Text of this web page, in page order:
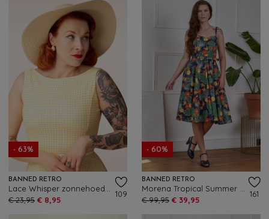
- 63%
BANNED RETRO
€ 23,95 € 8,95
109
- 60%
BANNED RETRO
€ 99,95 € 39,95
161